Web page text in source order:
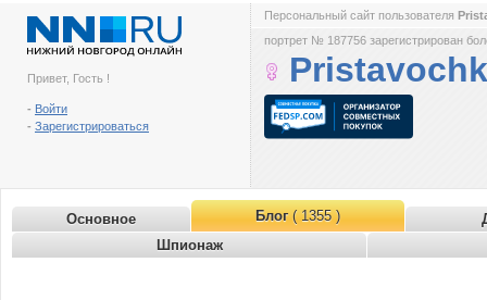
Привет, Гость !
- Войти
- Зарегистрироваться
Персональный сайт пользователя
портрет № 187756 зарегистрирован
Основное Блог( 1355 )
Шпионаж